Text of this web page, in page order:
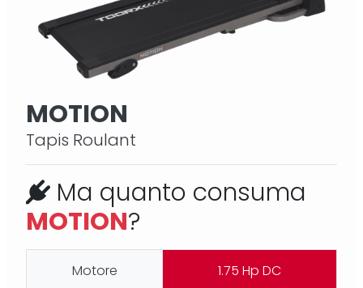
MOTION
Tapis Roulant
Ma quanto consuma
MOTION?
Motore 1.75 Hp DC